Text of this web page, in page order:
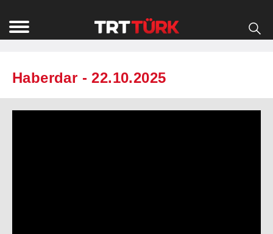
Haberdar - 22.10.2025